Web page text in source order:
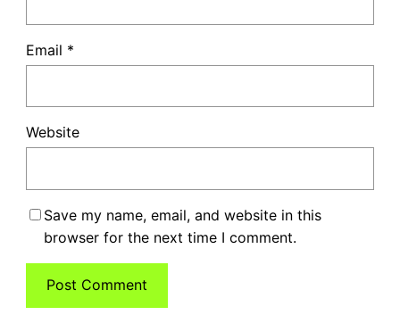
Email *
Website
Save my name, email, and website in this
browser for the next time I comment.